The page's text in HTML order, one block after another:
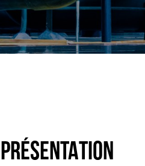
PRÉSENTATION